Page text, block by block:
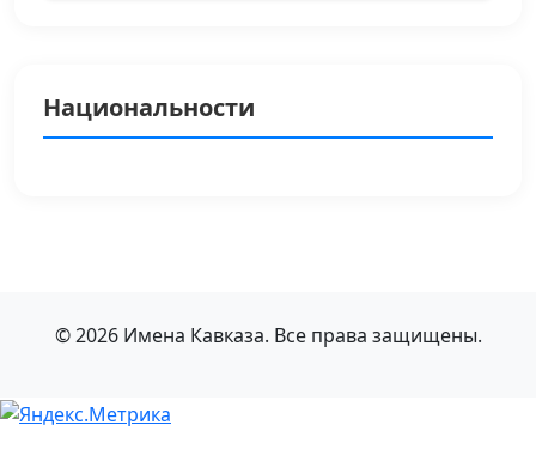
Национальности
© 2026 Имена Кавказа. Все права защищены.